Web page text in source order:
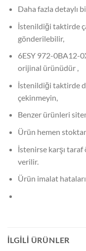
Daha fazla detaylı
İstenildiği taktirde
gönderilebilir,
6ESY 972-0BA12-
orijinal ürünüdür ,
İstenildiği taktirde
çekinmeyin,
Benzer ürünleri
Ürün hemen
İstenirse karşı
verilir.
Ürün imalat
İLGILI ÜRÜNLER